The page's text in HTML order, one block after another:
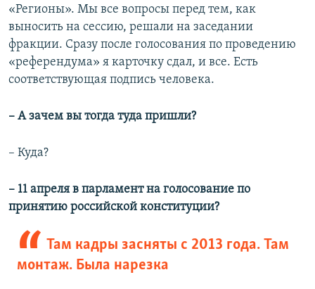
«Регионы». Мы все вопросы перед тем, как
выносить на сессию, решали на заседании
фракции. Сразу после голосования по проведению
«референдума» я карточку сдал, и все. Есть
соответствующая подпись человека.
– А зачем вы тогда туда пришли?
– Куда?
– 11 апреля в парламент на голосование по
принятию российской конституции?
Там кадры засняты с 2013 года. Там
монтаж. Была нарезка